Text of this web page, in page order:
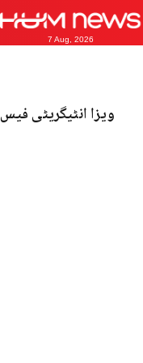
7 Aug, 2026
ویزا انٹیگریٹی فیس